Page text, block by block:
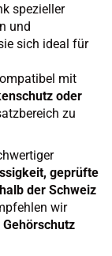
spezieller
und
sich ideal für
mit
oder
zu
geprüfte
der Schweiz
wir
Gehörschutz